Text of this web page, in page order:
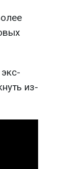
из-